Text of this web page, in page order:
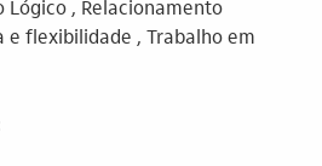
Lógico , Relacionamento
e flexibilidade , Trabalho em